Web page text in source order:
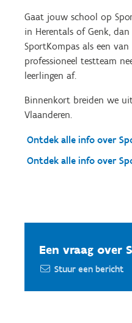
Gaat jouw school op
in Herentals of Genk,
SportKompas als een
professioneel testteam
leerlingen af.
Binnenkort breiden we
Vlaanderen.
Ontdek alle info over
Ontdek alle info over
Een vraag over
Stuur een bericht